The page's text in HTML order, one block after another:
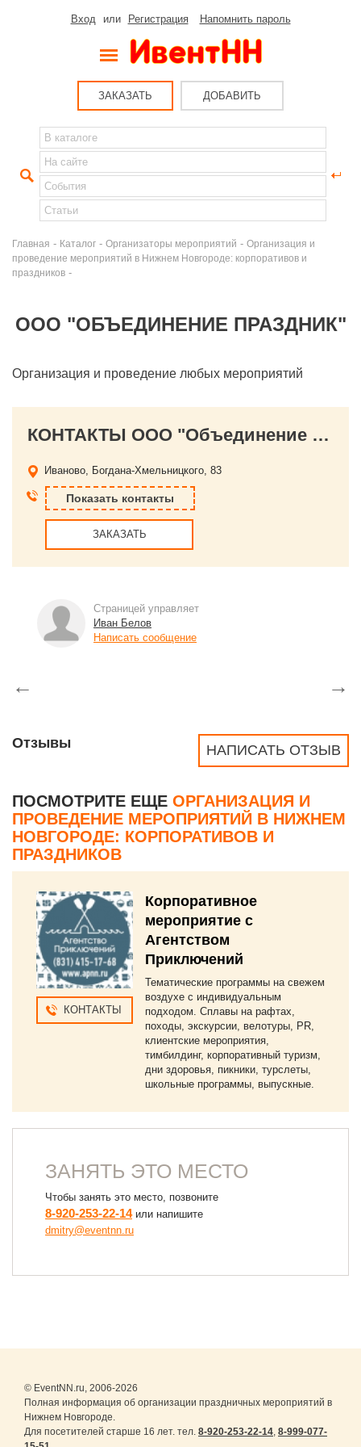
Вход или Регистрация Напомнить пароль
ЗАКАЗАТЬ ДОБАВИТЬ
Главная - Каталог - Организаторы мероприятий - Организация и
проведение мероприятий в Нижнем Новгороде: корпоративов и
праздников -
ООО "ОБЪЕДИНЕНИЕ ПРАЗДНИК"
Организация и проведение любых мероприятий
КОНТАКТЫ ООО "Объединение праздник"
Иваново, Богдана-Хмельницкого, 83
Показать контакты
ЗАКАЗАТЬ
Страницей управляет
Иван Белов
Написать сообщение
← →
НАПИСАТЬ ОТЗЫВ
Отзывы
ПОСМОТРИТЕ ЕЩЕ ОРГАНИЗАЦИЯ И
ПРОВЕДЕНИЕ МЕРОПРИЯТИЙ В НИЖНЕМ
НОВГОРОДЕ: КОРПОРАТИВОВ И
ПРАЗДНИКОВ
КОНТАКТЫ
Корпоративное
мероприятие с
Агентством
Приключений
Тематические программы на свежем
воздухе с индивидуальным
подходом. Сплавы на рафтах,
походы, экскурсии, велотуры, PR,
клиентские мероприятия,
тимбилдинг, корпоративный туризм,
дни здоровья, пикники, турслеты,
школьные программы, выпускные.
ЗАНЯТЬ ЭТО МЕСТО
Чтобы занять это место, позвоните
8-920-253-22-14или напишите
dmitry@eventnn.ru
© EventNN.ru, 2006-2026
Полная информация об организации праздничных мероприятий в
Нижнем Новгороде.
Для посетителей старше 16 лет. тел. 8-920-253-22-14, 8-999-077-